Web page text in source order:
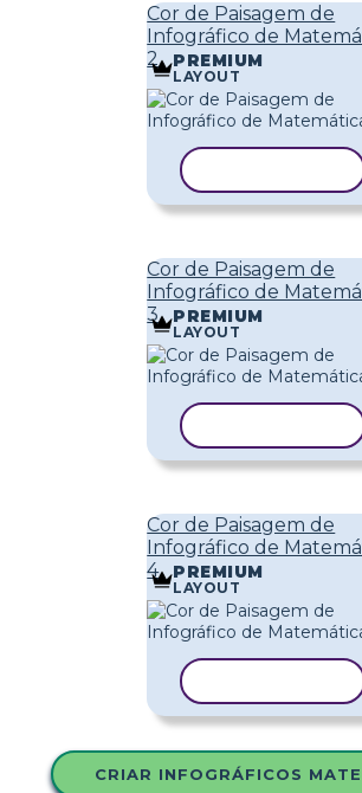
Cor de Paisagem de
Infográfico de
2
PREMIUM
LAYOUT
Cor de Paisagem de
Infográfico de
3
PREMIUM
LAYOUT
Cor de Paisagem de
Infográfico de
4
PREMIUM
LAYOUT
CRIAR INFOGRÁFICOS